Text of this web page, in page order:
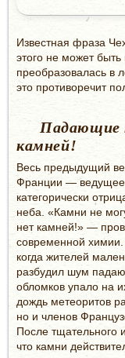
Известная фраза
этого не может
преобразовалась в
это противоречит
Падающие
камней!
Весь предыдущий
Франции — ведущее
категорически
неба. «Камни не
нет камней!» —
современной химии.
когда жителей
разбудил шум
обломков упало на
дождь метеоритов
но и членов
После тщательного
что камни